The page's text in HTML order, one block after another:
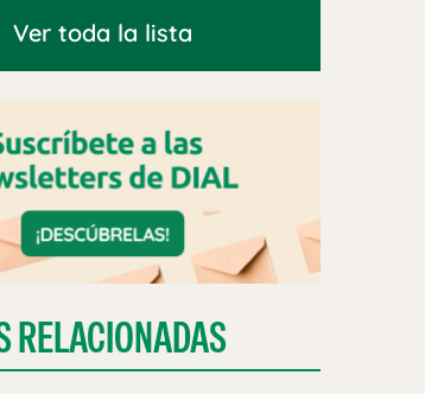
Ver toda la lista
RELACIONADAS